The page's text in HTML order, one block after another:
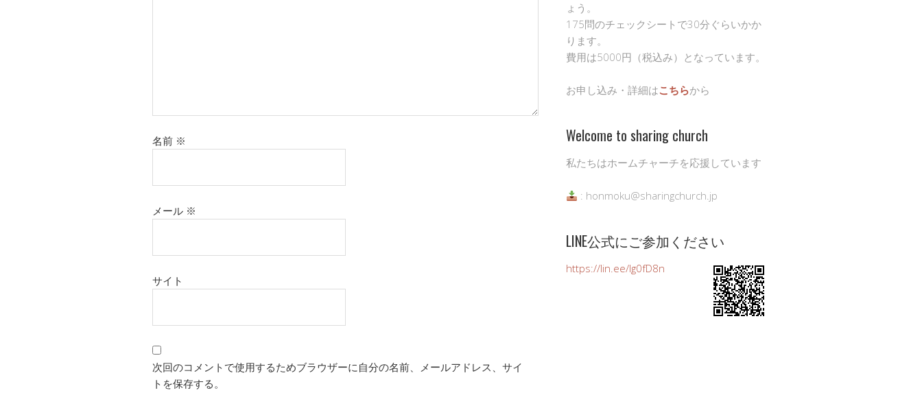
名前 ※
メール ※
サイト
次回のコメントで使用するためブラウザーに自分の名前、メールアドレス、サイ
トを保存する。
ょう。
175問のチェックシートで30分ぐらいかか
ります。
費用は5000円（税込み）となっています。
お申し込み・詳細はこちらから
Welcome to sharing church
私たちはホームチャーチを応援しています
: honmoku@sharingchurch.jp
LINE公式にご参加ください
https://lin.ee/Ig0fD8n